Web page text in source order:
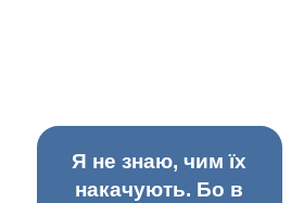
Я не знаю, чим їх
накачують. Бо в